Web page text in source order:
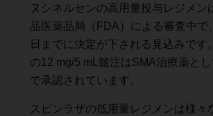
ヌシネルセンの高用量投与レジメン
品医薬品局（FDA）による審査中で
日までに決定が下される見込みです
の12 mg/5 mL髄注はSMA治療薬と
で承認されています。
スピンラザの低用量レジメンは様々